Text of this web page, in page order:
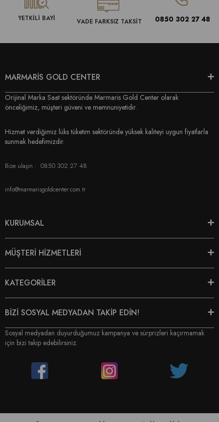
YETKİLİ BAYİ VADE FARKSIZ TAKSİT 0850 302 27 48
MARMARİS GOLD CENTER
Orijinal Marka Saat sektöründe Marmaris Gold Center olarak
önceliğimiz, müşteri güveni ve memnuniyetidir.
Hizmet verdiğimiz lüks tüketim sektöründe yüksek kaliteyi uygun fiyatlarla
sunmak hedefimizdir.
Bize ulaşın : 0850 302 27 48
info@marmarisgoldcenter.com.tr
KURUMSAL
MÜŞTERİ HİZMETLERİ
KATEGORİLER
BİZİ SOSYAL MEDYADAN TAKİP EDİN!
Sosyal medyadan duyurduğumuz kampanya ve sürprizleri kaçırmamak
için bizi takip edebilirsiniz.